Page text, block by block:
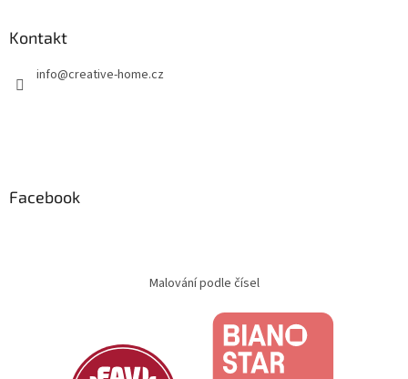
Kontakt
info@creative-home.cz
Facebook
Malování podle čísel